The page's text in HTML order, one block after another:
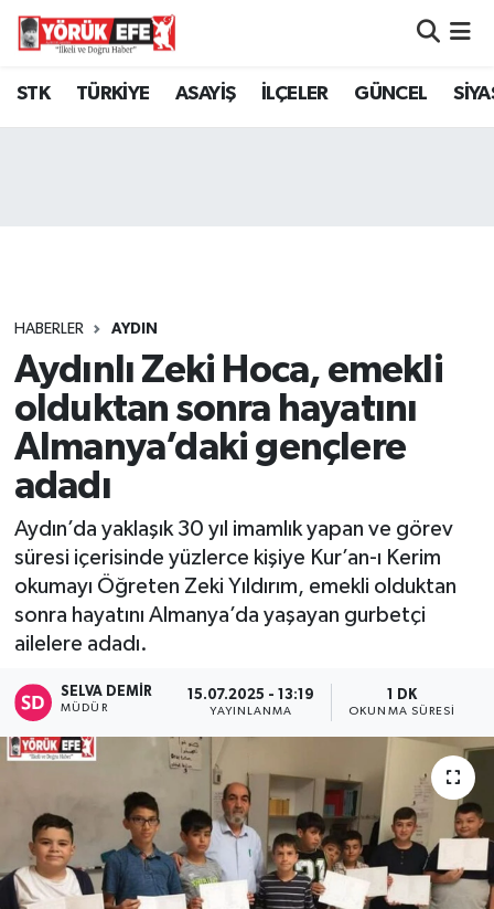
STK TÜRKİYE ASAYİŞ İLÇELER GÜNCEL
HABERLER AYDIN
Aydınlı Zeki Hoca, emekli
olduktan sonra hayatını
Almanya’daki gençlere
adadı
Aydın’da yaklaşık 30 yıl imamlık yapan ve görev
süresi içerisinde yüzlerce kişiye Kur’an-ı Kerim
okumayı Öğreten Zeki Yıldırım, emekli olduktan
sonra hayatını Almanya’da yaşayan gurbetçi
ailelere adadı.
SELVA DEMIR
MÜDÜR
15.07.2025 - 13:19
YAYINLANMA
1 DK
OKUNMA SÜRESI
Aydın Nöbetçi Eczaneler
Tüm Manşetler
Son Dakika Haberleri
Haber Arşivi